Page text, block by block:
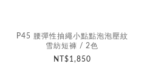
P45 腰彈性抽繩小點點泡泡壓紋
雪紡短褲 / 2色
NT$1,850